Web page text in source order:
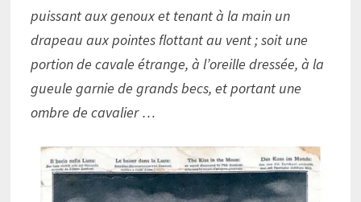
puissant aux genoux et tenant à la main un
drapeau aux pointes flottant au vent ; soit une
portion de cavale étrange, à l’oreille dressée, à la
gueule garnie de grands becs, et portant une
ombre de cavalier …